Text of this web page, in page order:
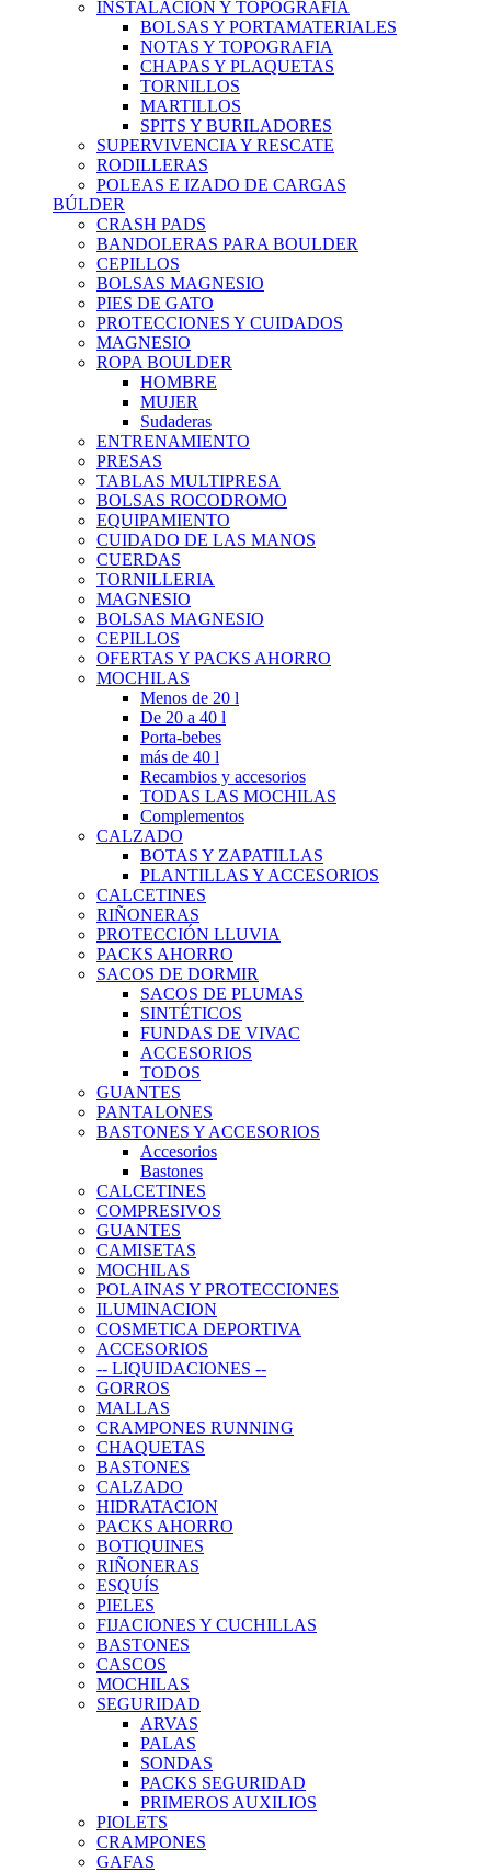
INSTALACIÓN Y TOPOGRAFIA
BOLSAS Y PORTAMATERIALES
NOTAS Y TOPOGRAFIA
CHAPAS Y PLAQUETAS
TORNILLOS
MARTILLOS
SPITS Y BURILADORES
SUPERVIVENCIA Y RESCATE
RODILLERAS
POLEAS E IZADO DE CARGAS
BÚLDER
CRASH PADS
BANDOLERAS PARA BOULDER
CEPILLOS
BOLSAS MAGNESIO
PIES DE GATO
PROTECCIONES Y CUIDADOS
MAGNESIO
ROPA BOULDER
HOMBRE
MUJER
Sudaderas
ENTRENAMIENTO
PRESAS
TABLAS MULTIPRESA
BOLSAS ROCODROMO
EQUIPAMIENTO
CUIDADO DE LAS MANOS
CUERDAS
TORNILLERIA
MAGNESIO
BOLSAS MAGNESIO
CEPILLOS
OFERTAS Y PACKS AHORRO
MOCHILAS
Menos de 20 l
De 20 a 40 l
Porta-bebes
más de 40 l
Recambios y accesorios
TODAS LAS MOCHILAS
Complementos
CALZADO
BOTAS Y ZAPATILLAS
PLANTILLAS Y ACCESORIOS
CALCETINES
RIÑONERAS
PROTECCIÓN LLUVIA
PACKS AHORRO
SACOS DE DORMIR
SACOS DE PLUMAS
SINTÉTICOS
FUNDAS DE VIVAC
ACCESORIOS
TODOS
GUANTES
PANTALONES
BASTONES Y ACCESORIOS
Accesorios
Bastones
CALCETINES
COMPRESIVOS
GUANTES
CAMISETAS
MOCHILAS
POLAINAS Y PROTECCIONES
ILUMINACION
COSMETICA DEPORTIVA
ACCESORIOS
-- LIQUIDACIONES --
GORROS
MALLAS
CRAMPONES RUNNING
CHAQUETAS
BASTONES
CALZADO
HIDRATACION
PACKS AHORRO
BOTIQUINES
RIÑONERAS
ESQUÍS
PIELES
FIJACIONES Y CUCHILLAS
BASTONES
CASCOS
MOCHILAS
SEGURIDAD
ARVAS
PALAS
SONDAS
PACKS SEGURIDAD
PRIMEROS AUXILIOS
PIOLETS
CRAMPONES
GAFAS